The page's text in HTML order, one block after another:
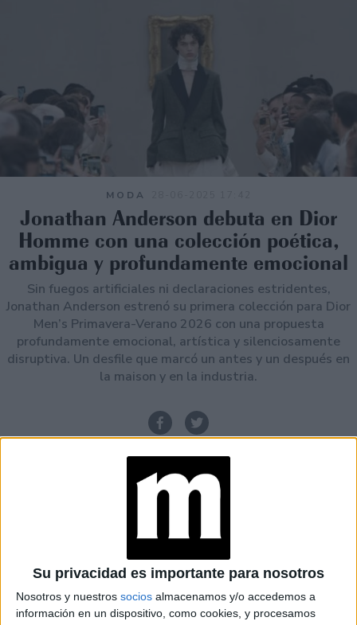
Su privacidad es importante para nosotros
Nosotros y nuestros socios almacenamos y/o accedemos a
información en un dispositivo, como cookies, y procesamos
MODA
Jonathan Anderson debuta en Dior
Homme con una colección poética,
ambigua y profundamente emocional
Sin fuegos artificiales ni declaraciones estridentes,
Jonathan Anderson estrenó su primera colección para Dior
Men’s Primavera-Verano 2026 con una propuesta
profundamente emocional, artística y silenciosamente
disruptiva. Un desfile que marcó un antes y un después en
la maison y en la industria.
Espacio Publicitario